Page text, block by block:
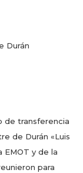
Durán
de transferencia
de Durán «Luis
EMOT y de la
para